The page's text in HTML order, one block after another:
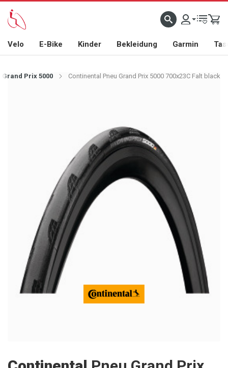
Velo E-Bike Kinder Bekleidung Garmin
Prix 5000 Continental Pneu Grand Prix 5000 700x23C Falt black